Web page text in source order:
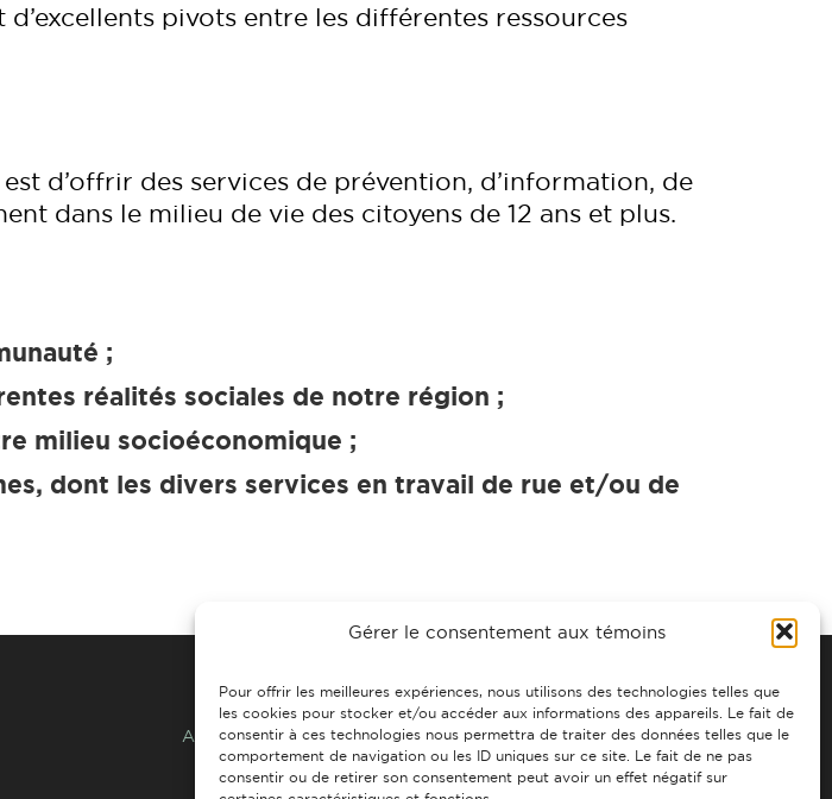
Gérer le consentement aux témoins
Pour offrir les meilleures expériences, nous utilisons des technologies telles que
les cookies pour stocker et/ou accéder aux informations des appareils. Le fait de
consentir à ces technologies nous permettra de traiter des données telles que le
comportement de navigation ou les ID uniques sur ce site. Le fait de ne pas
consentir ou de retirer son consentement peut avoir un effet négatif sur
pivots entre les différentes ressources
d’offrir des services de prévention, d’information, de
dans le milieu de vie des citoyens de 12 ans et plus.
;
réalités sociales de notre région ;
milieu socioéconomique ;
dont les divers services en travail de rue et/ou de
ACCUEIL À PROPOS CONTACTS FAIRE UN DON